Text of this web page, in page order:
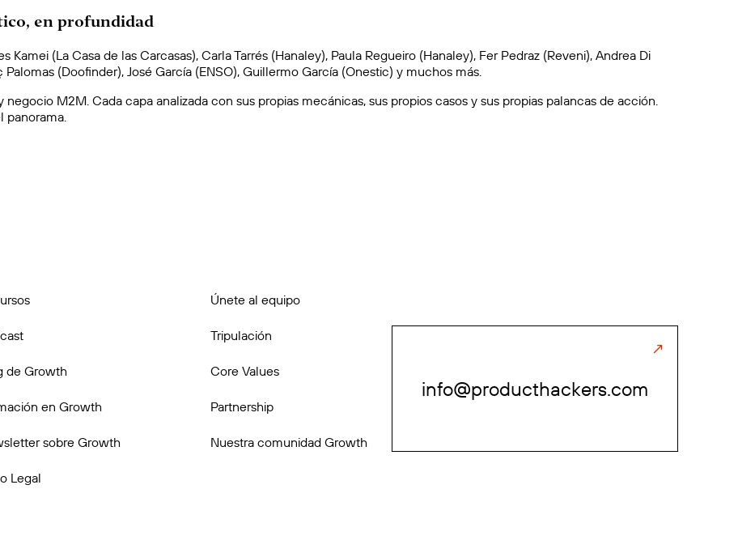
en profundidad
(La Casa de las Carcasas), Carla Tarrés (Hanaley), Paula Regueiro (Hanaley), Fer Pedraz (Reveni), Andrea Di
(Doofinder), José García (ENSO), Guillermo García (Onestic) y muchos más.
M2M. Cada capa analizada con sus propias mecánicas, sus propios casos y sus propias palancas de acción.
panorama.
Únete al equipo
Tripulación
de Growth Core Values
en Growth Partnership
sobre Growth Nuestra comunidad Growth
Legal
info@producthackers.com